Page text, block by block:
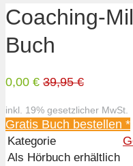
Coaching-
Buch
0,00 € 39,95 €
inkl. 19% gesetzlicher MwSt.
Gratis Buch bestellen *
Kategorie
Als Hörbuch erhältlich